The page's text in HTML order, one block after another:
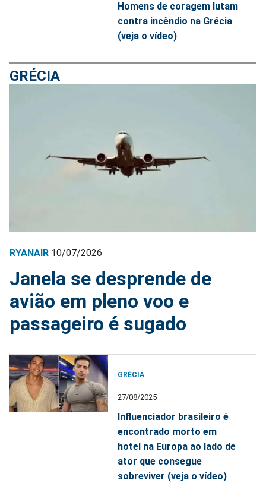
Homens de coragem lutam
contra incêndio na Grécia
(veja o vídeo)
GRÉCIA
RYANAIR 10/07/2026
Janela se desprende de
avião em pleno voo e
passageiro é sugado
GRÉCIA
27/08/2025
Influenciador brasileiro é
encontrado morto em
hotel na Europa ao lado de
ator que consegue
sobreviver (veja o vídeo)